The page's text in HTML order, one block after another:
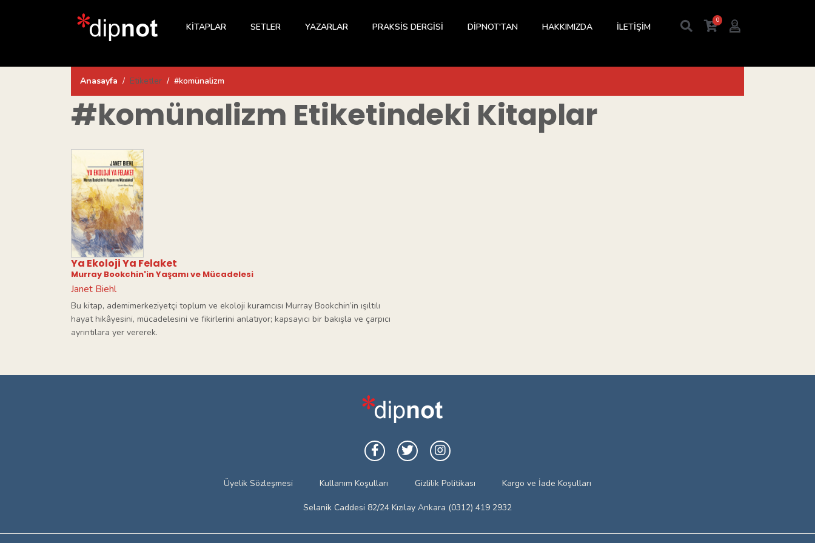
KİTAPLAR SETLER YAZARLAR PRAKSİS DERGİSİ DİPNOT'TAN HAKKIMIZDA İLETİŞİM
0
Anasayfa Etiketler #komünalizm
#komünalizm Etiketindeki Kitaplar
Ya Ekoloji Ya Felaket
Murray Bookchin'in Yaşamı ve Mücadelesi
Janet Biehl
Bu kitap, ademimerkeziyetçi toplum ve ekoloji kuramcısı Murray Bookchin’in ışıltılı
hayat hikâyesini, mücadelesini ve fikirlerini anlatıyor; kapsayıcı bir bakışla ve çarpıcı
ayrıntılara yer vererek.
Üyelik Sözleşmesi Kullanım Koşulları Gizlilik Politikası Kargo ve İade Koşulları
Selanik Caddesi 82/24 Kızılay Ankara (0312) 419 2932